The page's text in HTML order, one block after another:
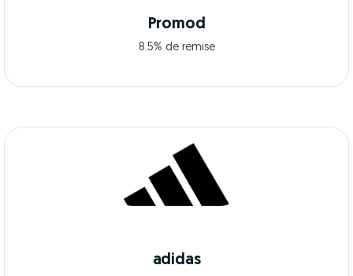
Promod
8.5% de remise
adidas